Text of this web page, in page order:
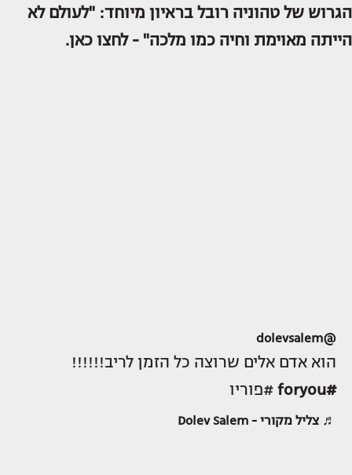
הגרוש של טהוניה רובל בראיון מיוחד: "לעולם לא
הייתה מאוימת וחיה כמו מלכה" -לחצו כאן.
@dolevsalem
הוא אדם אלים שרוצה כל הזמן לריב!!!!!!
#foryou
#פוריו
♬ צליל מקורי - Dolev Salem